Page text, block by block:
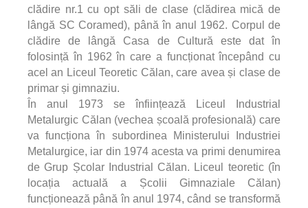
clădire nr.1 cu opt săli de clase (clădirea mică de
lângă SC Coramed), până în anul 1962. Corpul de
clădire de lângă Casa de Cultură este dat în
folosință în 1962 în care a funcționat începând cu
acel an Liceul Teoretic Călan, care avea și clase de
primar și gimnaziu.
În anul 1973 se înființează Liceul Industrial
Metalurgic Călan (vechea școală profesională) care
va funcționa în subordinea Ministerului Industriei
Metalurgice, iar din 1974 acesta va primi denumirea
de Grup Școlar Industrial Călan. Liceul teoretic (în
locația actuală a Școlii Gimnaziale Călan)
funcționează până în anul 1974, când se transformă